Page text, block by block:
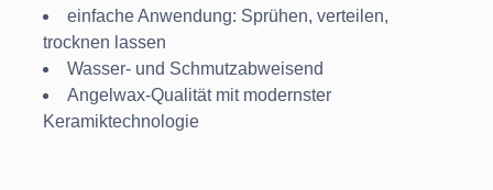
einfache Anwendung: Sprühen, verteilen,
trocknen lassen
Wasser- und Schmutzabweisend
Angelwax-Qualität mit modernster
Keramiktechnologie